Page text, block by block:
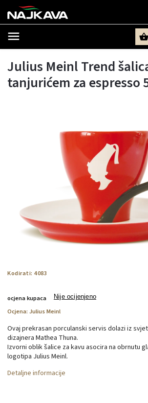
Julius Meinl Trend
tanjurićem za espresso
Kodirati: 4083
ocjena kupaca Nije ocijenjeno
Ocjena: Julius Meinl
Ovaj prekrasan porculanski servis dolazi iz
dizajnera Mathea Thuna.
Izvorni oblik šalice za kavu asocira na obrnutu
logotipa Julius Meinl.
Detaljne informacije